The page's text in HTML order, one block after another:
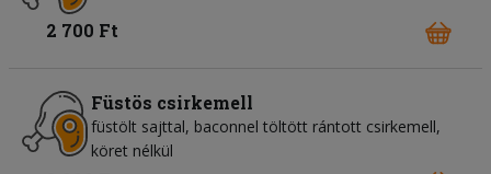
2 700 Ft
Füstös csirkemell
füstölt sajttal, baconnel töltött rántott csirkemell,
köret nélkül